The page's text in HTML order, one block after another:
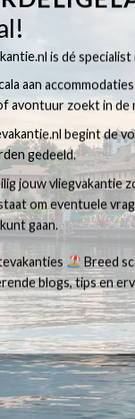
is dé
aan
avontuur zoekt in de
begint de
gedeeld.
jouw vliegvakantie
om eventuele
gaan.
Breed
blogs, tips en